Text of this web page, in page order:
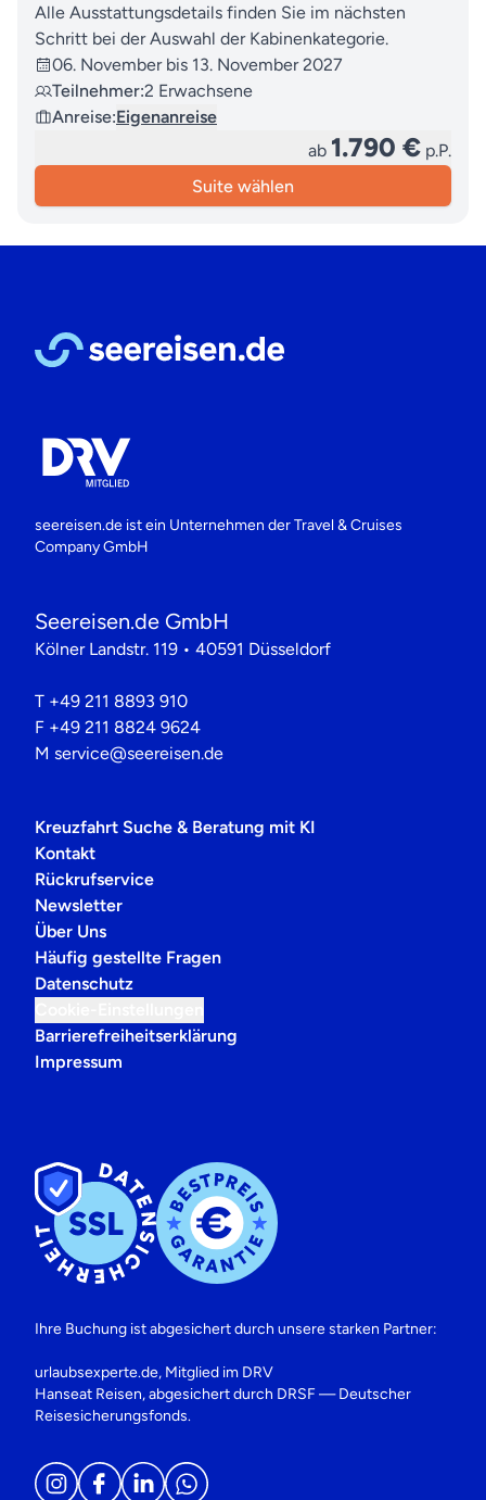
Alle Ausstattungsdetails finden Sie im nächsten
Schritt bei der Auswahl der Kabinenkategorie.
06. November bis 13. November 2027
Teilnehmer:2 Erwachsene
Anreise:Eigenanreise
ab 1.790 € p.P.
Suite wählen
seereisen.de ist ein Unternehmen derTravel & Cruises
Company GmbH
Seereisen.de GmbH
Kölner Landstr. 119 • 40591 Düsseldorf
T +49 211 8893 910
F +49 211 8824 9624
M service@seereisen.de
Kreuzfahrt Suche & Beratung mit KI
Kontakt
Rückrufservice
Newsletter
Über Uns
Häufig gestellte Fragen
Datenschutz
Barrierefreiheitserklärung
Impressum
Ihre Buchung ist abgesichert durch unsere starken Partner:
urlaubsexperte.de, Mitglied im DRV
Hanseat Reisen, abgesichert durch DRSF — Deutscher
Reisesicherungsfonds.